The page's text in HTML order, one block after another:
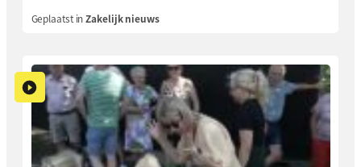
Geplaatst inZakelijk nieuws